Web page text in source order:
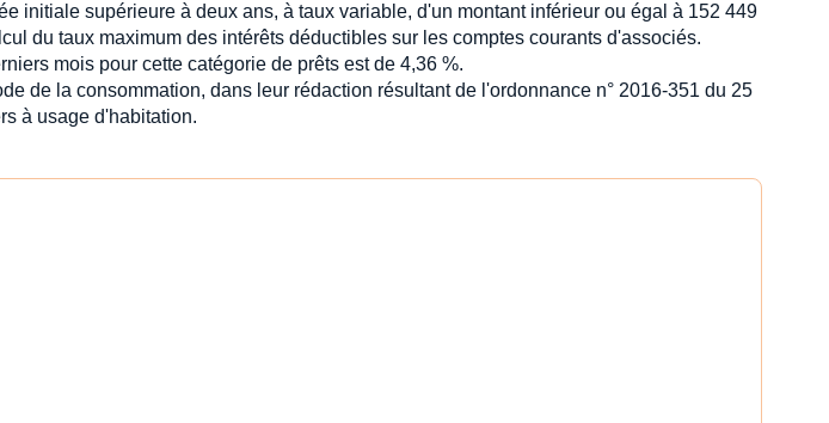
initiale supérieure à deux ans, à taux variable, d'un montant inférieur ou égal à 152 449
du taux maximum des intérêts déductibles sur les comptes courants d'associés.
mois pour cette catégorie de prêts est de 4,36 %.
de la consommation, dans leur rédaction résultant de l'ordonnance n° 2016-351 du 25
à usage d'habitation.